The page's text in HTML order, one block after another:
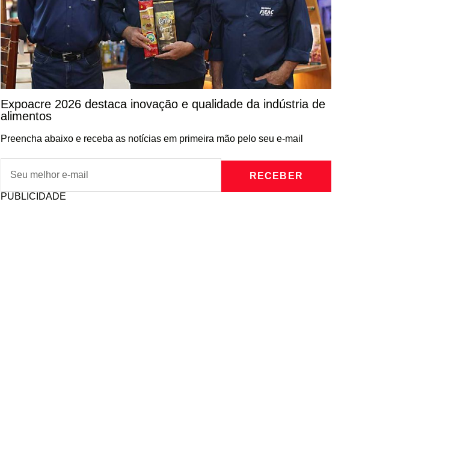
Expoacre 2026 destaca inovação e qualidade da indústria de
alimentos
Preencha abaixo e receba as notícias em primeira mão pelo seu e-mail
RECEBER
PUBLICIDADE